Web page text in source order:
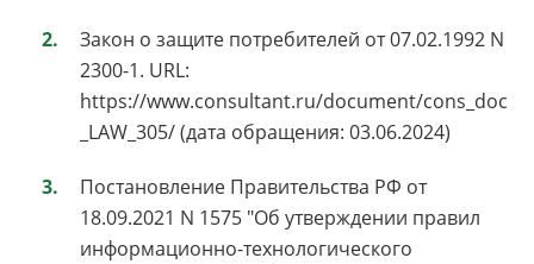
Закон о защите потребителей от 07.02.1992 N
2300-1. URL:
https://www.consultant.ru/document/cons_doc
_LAW_305/ (дата обращения: 03.06.2024)
Постановление Правительства РФ от
18.09.2021 N 1575 "Об утверждении правил
информационно-технологического